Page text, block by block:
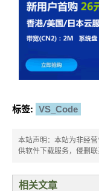
标签: VS_Code
本站声明：本站为非经
供软件下载服务，侵删
相关文章